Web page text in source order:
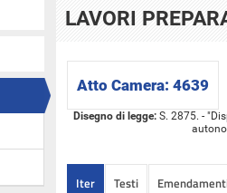
LAVORI
Atto Camera: 4639
Disegno di legge:S. 2875. -
Iter Testi